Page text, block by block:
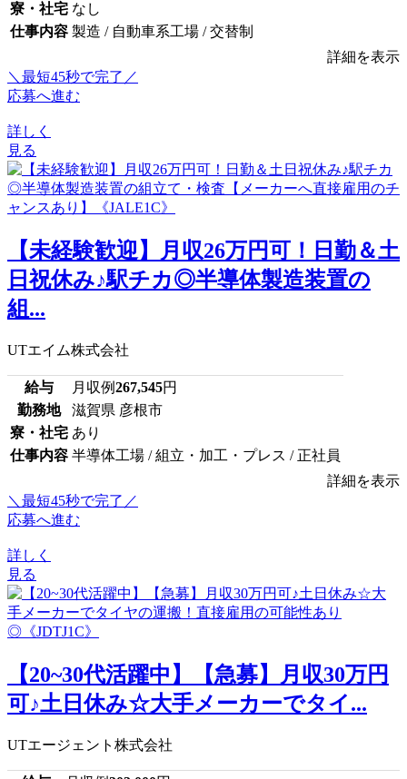
寮・社宅 なし
仕事内容 製造 / 自動車系工場 / 交替制
詳細を表示
＼最短45秒で完了／
応募へ進む
詳しく
見る
【未経験歓迎】月収26万円可！日勤＆土
日祝休み♪駅チカ◎半導体製造装置の
組...
UTエイム株式会社
給与 月収例267,545円
勤務地
滋賀県 彦根市
寮・社宅 あり
仕事内容 半導体工場 / 組立・加工・プレス / 正社員
詳細を表示
＼最短45秒で完了／
応募へ進む
詳しく
見る
【20~30代活躍中】【急募】月収30万円
可♪土日休み☆大手メーカーでタイ...
UTエージェント株式会社